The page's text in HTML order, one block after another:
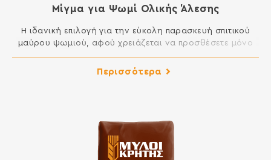
Μίγμα για Ψωμί Ολικής Άλεσης
Η ιδανική επιλογή για την εύκολη παρασκευή σπιτικού
μαύρου ψωμιού, αφού χρειάζεται να προσθέσετε μόνο
ολόκληρο τον καρπό του σταριού, με συνέπεια να έχει
Περισσότερα